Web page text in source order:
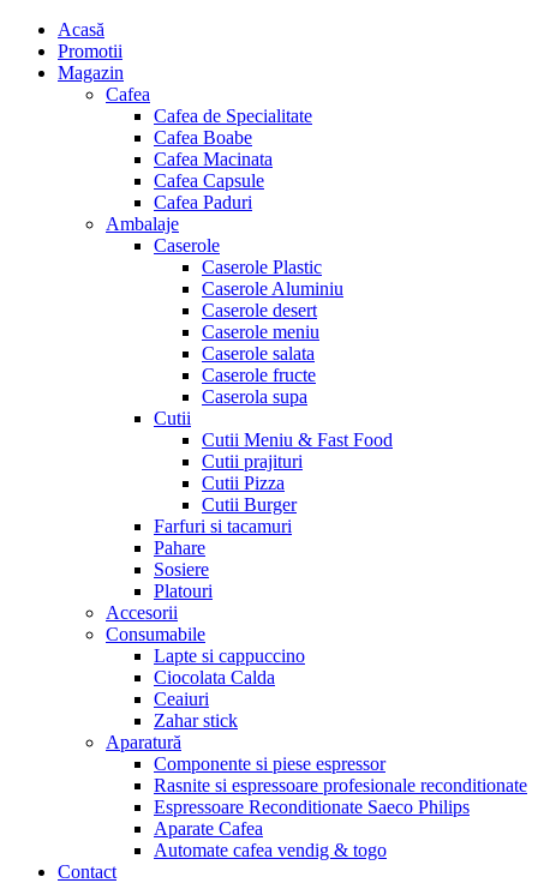
Menu
Acasă
Promotii
Magazin
Cafea
Cafea de Specialitate
Cafea Boabe
Cafea Macinata
Cafea Capsule
Cafea Paduri
Ambalaje
Caserole
Caserole Plastic
Caserole Aluminiu
Caserole desert
Caserole meniu
Caserole salata
Caserole fructe
Caserola supa
Cutii
Cutii Meniu & Fast Food
Cutii prajituri
Cutii Pizza
Cutii Burger
Farfuri si tacamuri
Pahare
Sosiere
Platouri
Accesorii
Consumabile
Lapte si cappuccino
Ciocolata Calda
Ceaiuri
Zahar stick
Aparatură
Componente si piese espressor
Rasnite si espressoare profesionale reconditionate
Espressoare Reconditionate Saeco Philips
Aparate Cafea
Automate cafea vendig & togo
Contact